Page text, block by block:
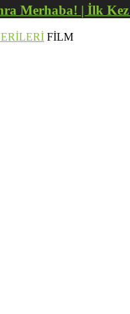
Merhaba! | İlk Kez
FİLM